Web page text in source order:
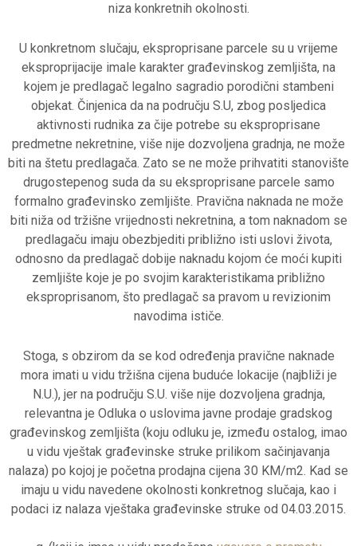
niza konkretnih okolnosti.
U konkretnom slučaju, eksproprisane parcele su u vrijeme
eksproprijacije imale karakter građevinskog zemljišta, na
kojem je predlagač legalno sagradio porodični stambeni
objekat. Činjenica da na području S.U, zbog posljedica
aktivnosti rudnika za čije potrebe su eksproprisane
predmetne nekretnine, više nije dozvoljena gradnja, ne može
biti na štetu predlagača. Zato se ne može prihvatiti stanovište
drugostepenog suda da su eksproprisane parcele samo
formalno građevinsko zemljište. Pravična naknada ne može
biti niža od tržišne vrijednosti nekretnina, a tom naknadom se
predlagaču imaju obezbjediti približno isti uslovi života,
odnosno da predlagač dobije naknadu kojom će moći kupiti
zemljište koje je po svojim karakteristikama približno
eksproprisanom, što predlagač sa pravom u revizionim
navodima ističe.
Stoga, s obzirom da se kod određenja pravične naknade
mora imati u vidu tržišna cijena buduće lokacije (najbliži je
N.U.), jer na području S.U. više nije dozvoljena gradnja,
relevantna je Odluka o uslovima javne prodaje gradskog
građevinskog zemljišta (koju odluku je, između ostalog, imao
u vidu vještak građevinske struke prilikom sačinjavanja
nalaza) po kojoj je početna prodajna cijena 30 KM/m2. Kad se
imaju u vidu navedene okolnosti konkretnog slučaja, kao i
podaci iz nalaza vještaka građevinske struke od 04.03.2015.